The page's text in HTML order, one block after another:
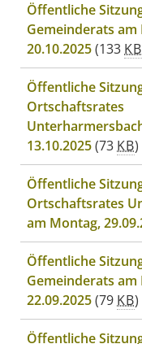
Öffentliche
Gemeinderats am
20.10.2025(133KB
Öffentliche
Ortschaftsrates
13.10.2025(73KB)
Öffentliche
Ortschaftsrates
am Montag,
Öffentliche
Gemeinderats
22.09.2025(79KB)
Öffentliche